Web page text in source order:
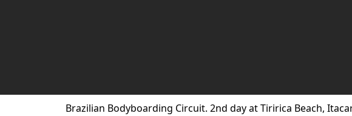
Brazilian Bodyboarding Circuit. 2nd day at Tiririca Beach,